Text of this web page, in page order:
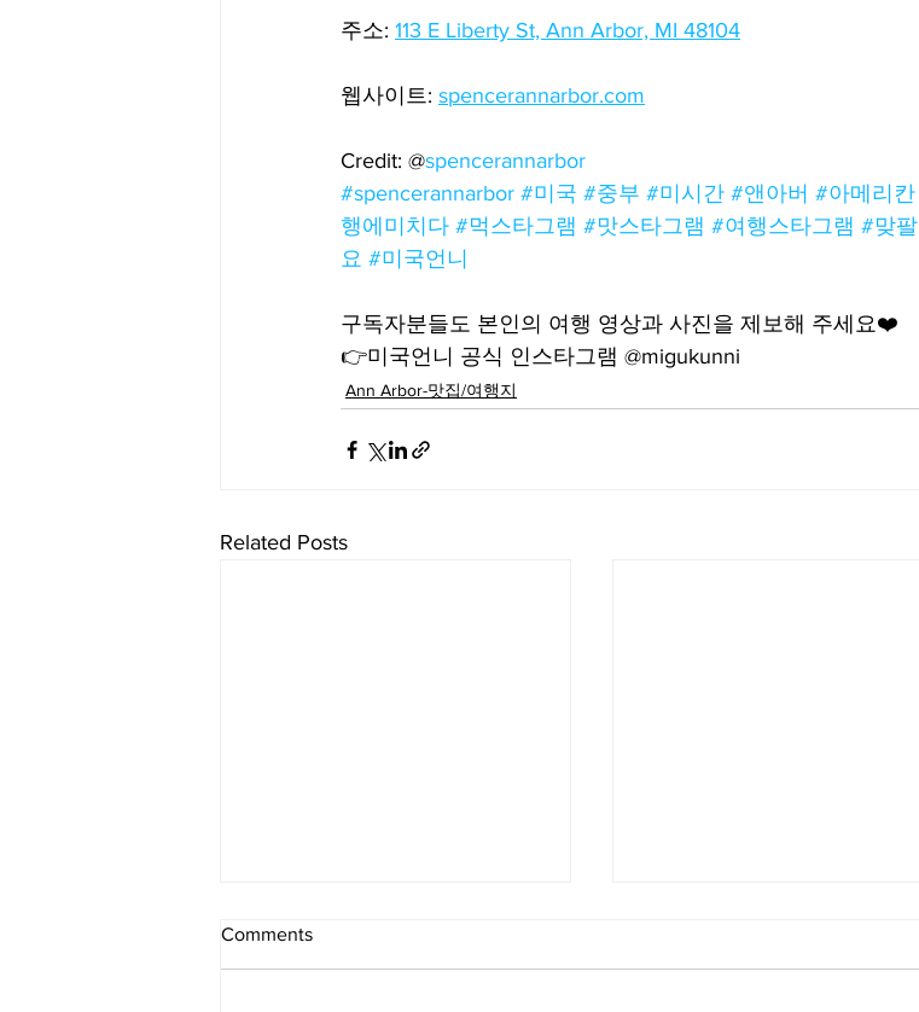
주소: 113 E Liberty St, Ann Arbor, MI 48104
웹사이트: spencerannarbor.com
Credit: @spencerannarbor
#spencerannarbor #미국 #중부 #미시간 #앤아버 #아메리칸
행에미치다 #먹스타그램 #맛스타그램 #여행스타그램 #맞팔
요 #미국언니
구독자분들도 본인의 여행 영상과 사진을 제보해 주세요❤️
👉미국언니 공식 인스타그램 @migukunni
Ann Arbor-맛집/여행지
Related Posts
Comments